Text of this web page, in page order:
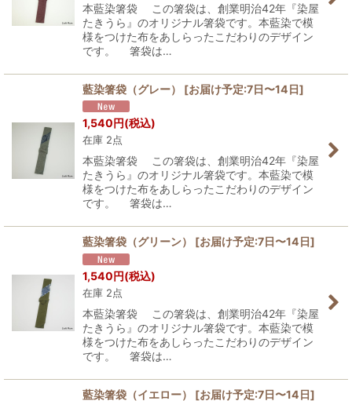
絞り込む
本藍染箸袋 この箸袋は、創業明治42年『染屋
たきうら』のオリジナル箸袋です。本藍染で模
様をつけた布をあしらったこだわりのデザイン
です。 箸袋は…
藍染箸袋（グレー） [お届け予定:7日〜14日]
1,540円(税込)
在庫 2点
本藍染箸袋 この箸袋は、創業明治42年『染屋
たきうら』のオリジナル箸袋です。本藍染で模
様をつけた布をあしらったこだわりのデザイン
です。 箸袋は…
藍染箸袋（グリーン） [お届け予定:7日〜14日]
1,540円(税込)
在庫 2点
本藍染箸袋 この箸袋は、創業明治42年『染屋
たきうら』のオリジナル箸袋です。本藍染で模
様をつけた布をあしらったこだわりのデザイン
です。 箸袋は…
藍染箸袋（イエロー） [お届け予定:7日〜14日]